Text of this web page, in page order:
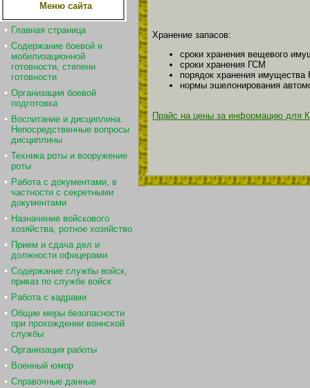
Меню сайта
Главная страница
Содержание боевой и
мобилизационной
готовности, степени
готовности
Организация боевой
подготовка
Воспитание и дисциплина.
Непосредственные вопросы
дисциплины
Техника роты и вооружение
роты
Работа с документами, в
частности с секретными
документами
Назначение войскового
хозяйства, ротное хозяйство
Прием и сдача дел и
должности офицерами
Содержание службы войск,
приказ по службе войск
Работа с кадрами
Общие меры безопасности
при прохождении воинской
службы
Организация работы
Военный юмор
Справочные данные
Хранение запасов:
сроки хранения вещевого
сроки хранения ГСМ
порядок хранения имущества
нормы эшелонирования
Прайс на цены за информацию для